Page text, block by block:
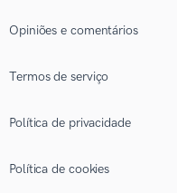
Opiniões e comentários
Termos de serviço
Política de privacidade
Política de cookies